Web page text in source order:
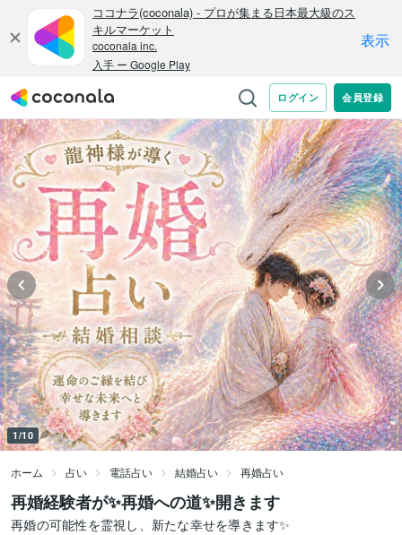
1/10
ホーム 占い 電話占い 結婚占い 再婚占い
再婚経験者が✨再婚への道✨開きます
再婚の可能性を霊視し、新たな幸せを導きます✨